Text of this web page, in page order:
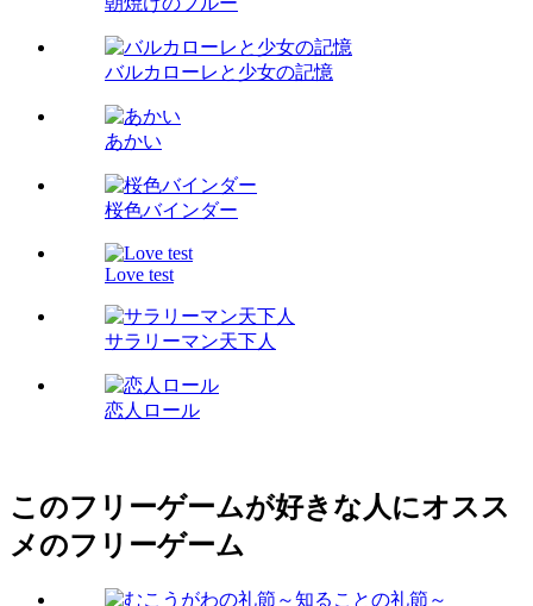
バルカローレと少女の記憶
あかい
桜色バインダー
Love test
サラリーマン天下人
恋人ロール
このフリーゲームが好きな人にオスス
メのフリーゲーム